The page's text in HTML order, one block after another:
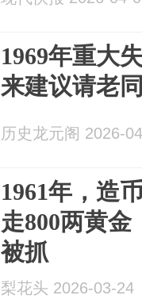
1969年重大
来建议请老
历史龙元阁 2026-
1961年，造
走800两黄金
被抓
梨花头 2026-03-24